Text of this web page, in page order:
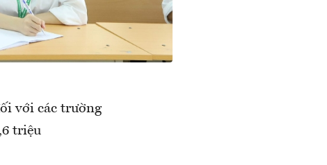
với các trường
triệu